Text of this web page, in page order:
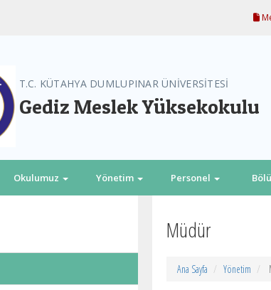
T.C. KÜTAHYA DUMLUPINAR ÜNİVERSİTESİ
Gediz Meslek Yüksekokulu
Okulumuz Yönetim Personel
Müdür
Ana Sayfa Yönetim